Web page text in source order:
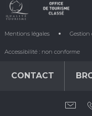
Mentions légales
Accessibilité : non conforme
CONTACT